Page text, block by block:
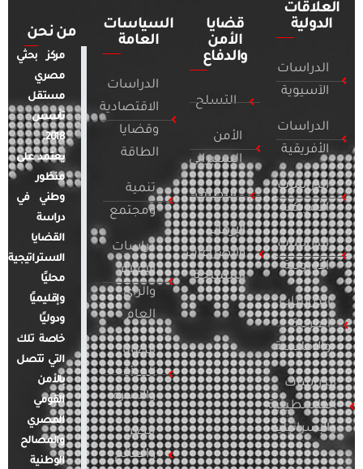
العلاقات
الدولية
الدراسات
الآسيوية
الدراسات
الأفريقية
الدراسات
الأمريكية
الدراسات
الأوروبية
الدراسات
العربية
والإقليمية
الدراسات
الفلسطينية
والإسرائيلية
قضايا
الأمن
والدفاع
التسلح
الأمن
السيبراني
التطرف
الإرهاب
والصراعات
المسلحة
السياسات
العامة
الدراسات
الاقتصادية
وقضايا
الطاقة
تنمية
ومجتمع
دراسات
الإعلام
والرأي
العام
قضايا
المرأة
والأسرة
مصر
والعالم
من نحن
مركز بحثي
مصري
مستقل
تأسس
2018.
يعتمد على
منظور
وطني في
دراسة
القضايا
الاستراتيجية
محليًا
وإقليميًا
ودوليًا
خاصة تلك
التي تتصل
بالأمن
القومي
المصري
والمصالح
الوطنية